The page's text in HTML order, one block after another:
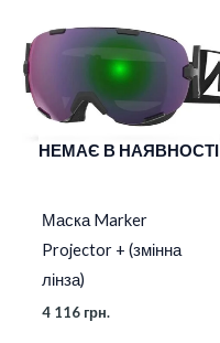
НЕМАЄ В НАЯВНОСТІ
Маска Marker
Projector + (змінна
лінза)
4 116 грн.